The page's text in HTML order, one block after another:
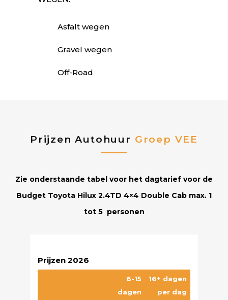
Asfalt wegen
Gravel wegen
Off-Road
Prijzen Autohuur Groep VEE
Zie onderstaande tabel voor het dagtarief voor de
Budget Toyota Hilux 2.4TD 4×4 Double Cab max. 1
tot 5 personen
Prijzen 2026
6-15
dagen
16+ dagen
per dag